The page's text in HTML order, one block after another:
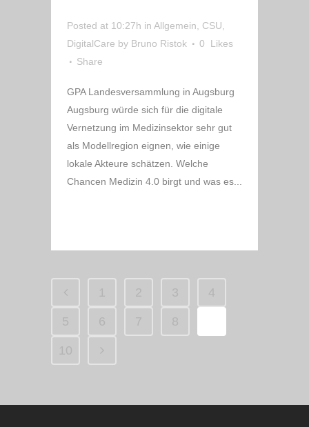
Posted at 10:27h in Allgemein CSU
DigitalCare by Bruno Ristok 0
Likes
Share
GPA Landesversammlung in Augsburg
Augsburg würde sich für die digitale
Vernetzung im Medizinsektor sehr gut
als Modellregion eignen, wie einige
lokale Akteure schätzen. Welche
Chancen Medizin 4.0 birgt und was es...
1 2 3 4
5 6 7 8
10